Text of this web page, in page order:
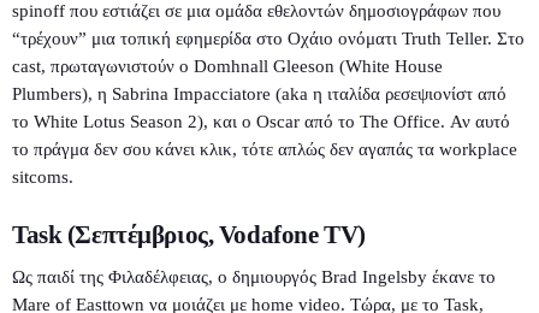
spinoff που εστιάζει σε μια ομάδα εθελοντών δημοσιογράφων που
“τρέχουν” μια τοπική εφημερίδα στο Οχάιο ονόματι Truth Teller. Στο
cast, πρωταγωνιστούν ο Domhnall Gleeson (White House
Plumbers), η Sabrina Impacciatore (aka η ιταλίδα ρεσεψιονίστ από
το White Lotus Season 2), και ο Oscar από το The Office. Αν αυτό
το πράγμα δεν σου κάνει κλικ, τότε απλώς δεν αγαπάς τα workplace
sitcoms.
Task (Σεπτέμβριος, Vodafone TV)
Ως παιδί της Φιλαδέλφειας, ο δημιουργός Brad Ingelsby έκανε το
Mare of Easttown να μοιάζει με home video. Τώρα, με το Task,